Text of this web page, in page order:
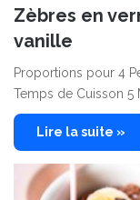
Zèbres en
vanille
Proportions pour 4
Temps de Cuisson 5
Lire la suite »